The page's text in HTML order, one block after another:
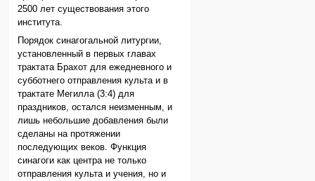
2500 лет существования этого
института.
Порядок синагогальной литургии,
установленный в первых главах
трактата Брахот для ежедневного и
субботнего отправления культа и в
трактате Мегилла (3:4) для
праздников, остался неизменным, и
лишь небольшие добавления были
сделаны на протяжении
последующих веков. Функция
синагоги как центра не только
отправления культа и учения, но и